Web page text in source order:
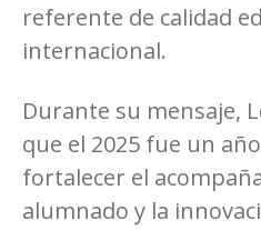
referente de calidad
internacional.
Durante su mensaje,
que el 2025 fue un
fortalecer el
alumnado y la